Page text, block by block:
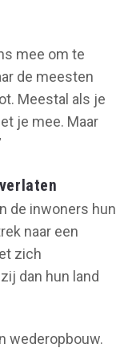
mee om te
de meesten
Meestal als je
je mee. Maar
de inwoners hun
naar een
zich
dan hun land
wederopbouw.